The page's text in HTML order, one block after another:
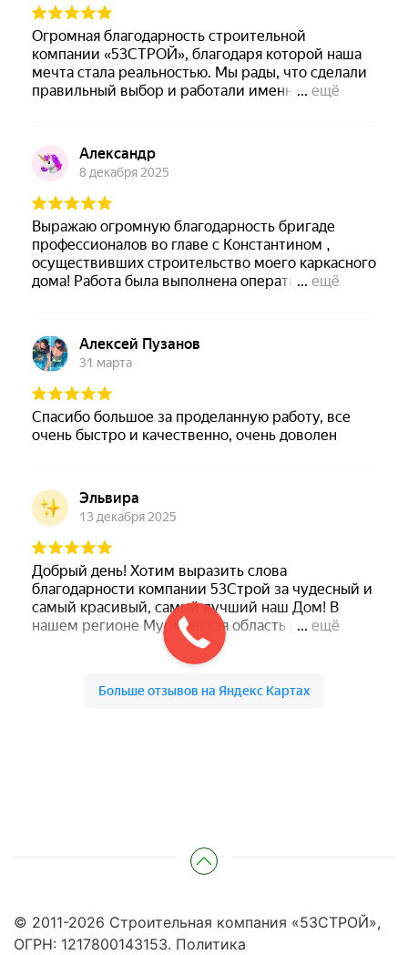
© 2011-2026 Строительная компания «53СТРОЙ»,
ОГРН: 1217800143153. Политика